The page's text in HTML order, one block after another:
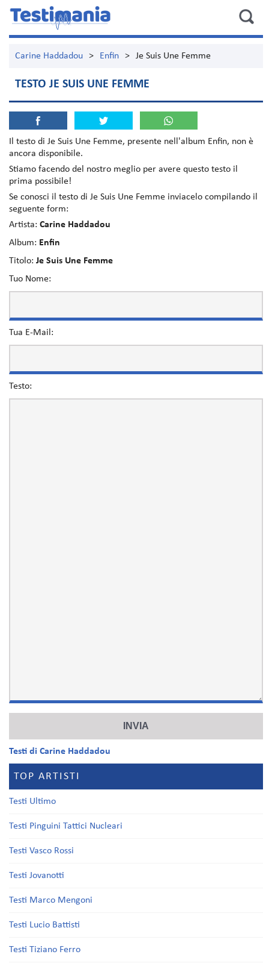
Carine Haddadou > Enfin > Je Suis Une Femme
TESTO JE SUIS UNE FEMME
Il testo di Je Suis Une Femme, presente nell'album Enfin, non è
ancora disponibile.
Stiamo facendo del nostro meglio per avere questo testo il
prima possibile!
Se conosci il testo di Je Suis Une Femme inviacelo compilando il
seguente form:
Artista: Carine Haddadou
Album: Enfin
Titolo: Je Suis Une Femme
Tuo Nome:
Tua E-Mail:
Testo:
Testi di Carine Haddadou
TOP ARTISTI
Testi Ultimo
Testi Pinguini Tattici Nucleari
Testi Vasco Rossi
Testi Jovanotti
Testi Marco Mengoni
Testi Lucio Battisti
Testi Tiziano Ferro